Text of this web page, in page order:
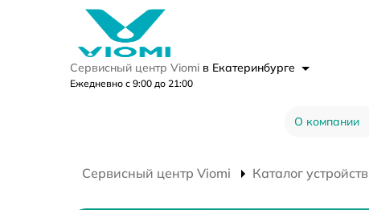
Сервисный центр Viomi в Екатеринбурге
Ежедневно с 9:00 до 21:00
О компании
Сервисный центр Viomi Каталог устройств